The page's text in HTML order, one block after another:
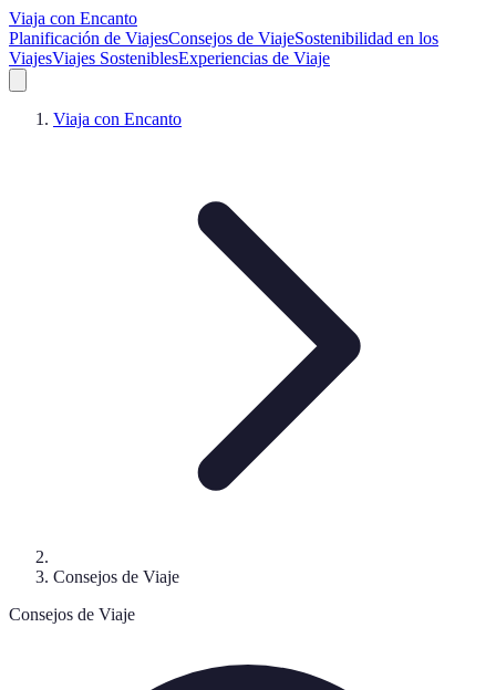
Viaja con Encanto
Planificación de ViajesConsejos de ViajeSostenibilidad en los
ViajesViajes SosteniblesExperiencias de Viaje
Viaja con Encanto
Consejos de Viaje
Consejos de Viaje